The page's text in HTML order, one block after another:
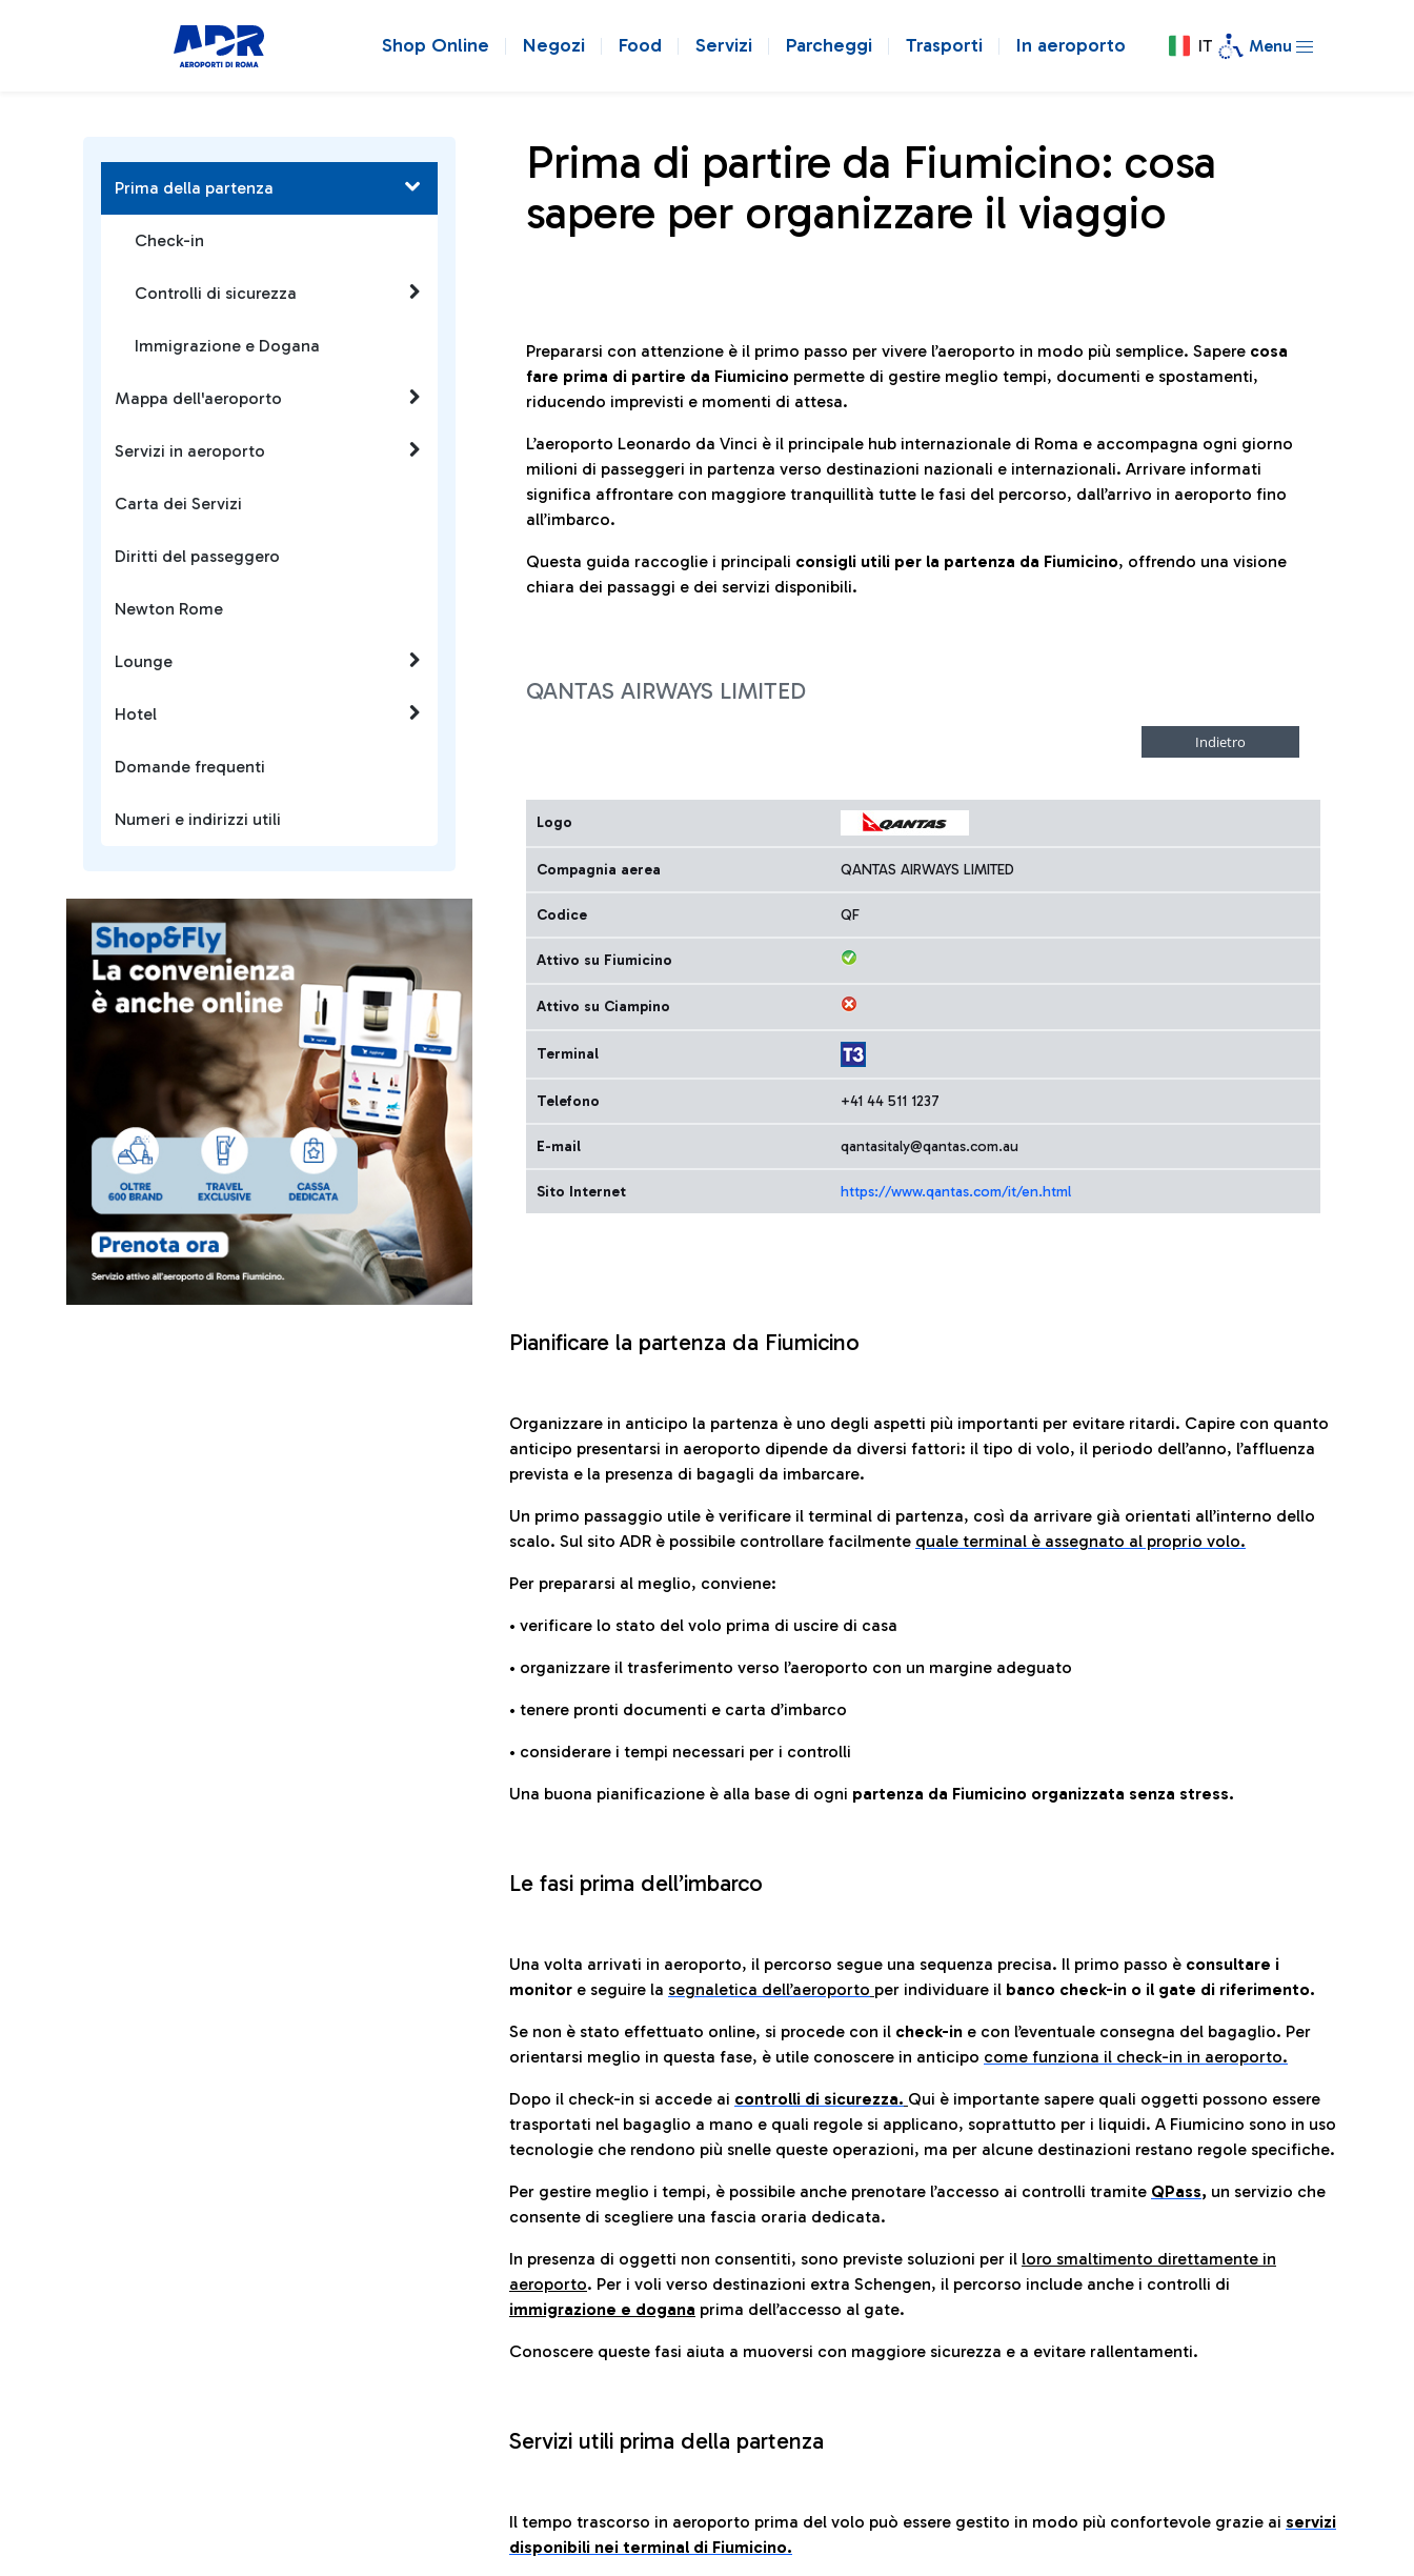
Shop Online Negozi Food Servizi Parcheggi Trasporti In aeroporto IT Menu
Prima di partire da Fiumicino: cosa
sapere per organizzare il viaggio
Prepararsi con attenzione è il primo passo per vivere l’aeroporto in modo più semplice. Sapere cosa
fare prima di partire da Fiumicino permette di gestire meglio tempi, documenti e spostamenti,
riducendo imprevisti e momenti di attesa.
L’aeroporto Leonardo da Vinci è il principale hub internazionale di Roma e accompagna ogni giorno
milioni di passeggeri in partenza verso destinazioni nazionali e internazionali. Arrivare informati
significa affrontare con maggiore tranquillità tutte le fasi del percorso, dall’arrivo in aeroporto fino
all’imbarco.
Questa guida raccoglie i principali consigli utili per la partenza da Fiumicino, offrendo una visione
chiara dei passaggi e dei servizi disponibili.
QANTAS AIRWAYS LIMITED
Logo
Compagnia aerea QANTAS AIRWAYS LIMITED
Codice QF
Attivo su Fiumicino
Attivo su Ciampino
Terminal
Telefono +41 44 511 1237
E-mail qantasitaly@qantas.com.au
Sito Internet https://www.qantas.com/it/en.html
Pianificare la partenza da Fiumicino
Organizzare in anticipo la partenza è uno degli aspetti più importanti per evitare ritardi. Capire con quanto
anticipo presentarsi in aeroporto dipende da diversi fattori: il tipo di volo, il periodo dell’anno, l’affluenza
prevista e la presenza di bagagli da imbarcare.
Un primo passaggio utile è verificare il terminal di partenza, così da arrivare già orientati all’interno dello
scalo. Sul sito ADR è possibile controllare facilmente quale terminal è assegnato al proprio volo.
Per prepararsi al meglio, conviene:
• verificare lo stato del volo prima di uscire di casa
• organizzare il trasferimento verso l’aeroporto con un margine adeguato
• tenere pronti documenti e carta d’imbarco
• considerare i tempi necessari per i controlli
Una buona pianificazione è alla base di ogni partenza da Fiumicino organizzata senza stress.
Le fasi prima dell’imbarco
Una volta arrivati in aeroporto, il percorso segue una sequenza precisa. Il primo passo è consultare i
monitor e seguire la segnaletica dell’aeroporto per individuare il banco check-in o il gate di riferimento.
Se non è stato effettuato online, si procede con il check-in e con l’eventuale consegna del bagaglio. Per
orientarsi meglio in questa fase, è utile conoscere in anticipo come funziona il check-in in aeroporto.
Dopo il check-in si accede ai controlli di sicurezza. Qui è importante sapere quali oggetti possono essere
trasportati nel bagaglio a mano e quali regole si applicano, soprattutto per i liquidi. A Fiumicino sono in uso
tecnologie che rendono più snelle queste operazioni, ma per alcune destinazioni restano regole specifiche.
Per gestire meglio i tempi, è possibile anche prenotare l’accesso ai controlli tramite QPass, un servizio che
consente di scegliere una fascia oraria dedicata.
In presenza di oggetti non consentiti, sono previste soluzioni per il loro smaltimento direttamente in
aeroporto. Per i voli verso destinazioni extra Schengen, il percorso include anche i controlli di
immigrazione e dogana prima dell’accesso al gate.
Conoscere queste fasi aiuta a muoversi con maggiore sicurezza e a evitare rallentamenti.
Servizi utili prima della partenza
Il tempo trascorso in aeroporto prima del volo può essere gestito in modo più confortevole grazie ai servizi
disponibili nei terminal di Fiumicino.
Prima della partenza
Check-in
Controlli di sicurezza
Immigrazione e Dogana
Mappa dell'aeroporto
Servizi in aeroporto
Carta dei Servizi
Diritti del passeggero
Newton Rome
Lounge
Hotel
Domande frequenti
Numeri e indirizzi utili